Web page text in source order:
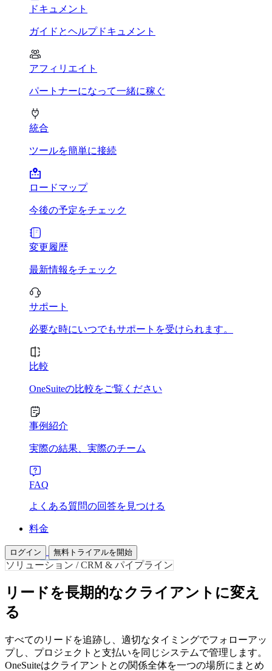
ドキュメント
ガイドとヘルプドキュメント
アフィリエイト
パートナーになって一緒に稼ぐ
統合
ツールを簡単に接続
ロードマップ
今後の予定をチェック
変更履歴
最新情報をチェック
サポート
必要な時にいつでもサポートを受けられます。
比較
OneSuiteの比較をご覧ください
事例紹介
実際の結果、実際のチーム
FAQ
よくある質問の回答を見つける
料金
ログイン 無料トライアルを開始
ソリューション / CRM & パイプライン
リードを長期的なクライアントに変え
る
すべてのリードを追跡し、適切なタイミングでフォローアッ
プし、プロジェクトと支払いを同じシステムで管理します。
OneSuiteはクライアントとの関係全体を一つの場所にまとめ